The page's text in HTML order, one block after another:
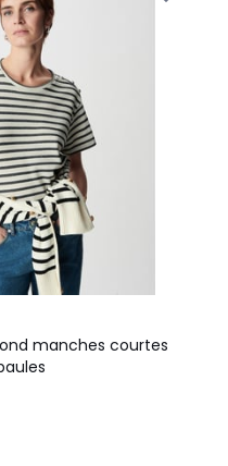
manches courtes